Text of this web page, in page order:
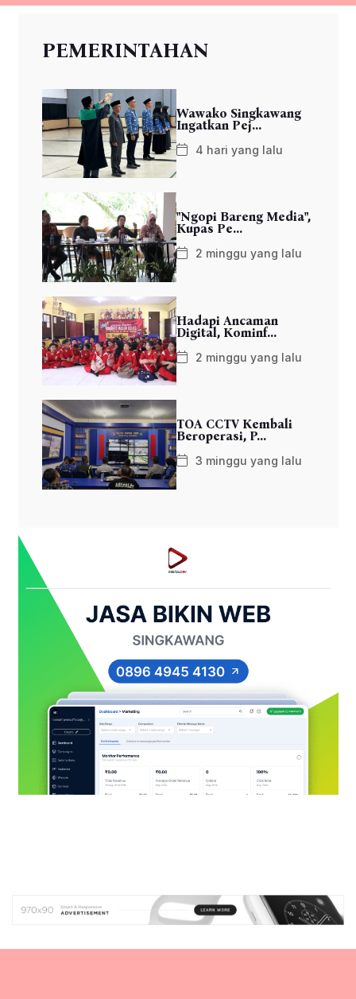
PEMERINTAHAN
Wawako Singkawang
Ingatkan Pej...
4 hari yang lalu
"Ngopi Bareng Media",
Kupas Pe...
2 minggu yang lalu
Hadapi Ancaman
Digital, Kominf...
2 minggu yang lalu
TOA CCTV Kembali
Beroperasi, P...
3 minggu yang lalu